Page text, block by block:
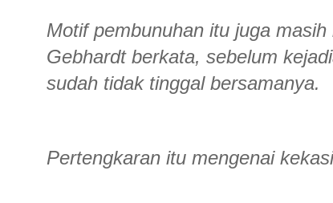
Motif pembunuhan itu juga
Gebhardt berkata, sebelum
sudah tidak tinggal bersamanya.
Pertengkaran itu mengenai